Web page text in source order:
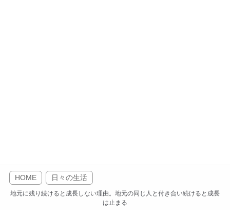
HOME 日々の生活
地元に残り続けると成長しない理由。地元の同じ人と付き合い続けると成長
は止まる